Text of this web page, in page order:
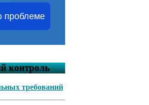
проблеме
контроль
требований